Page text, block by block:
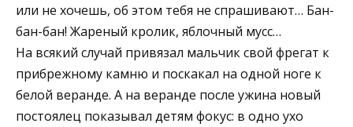
или не хочешь, об этом тебя не спрашивают… Бан-
бан-бан! Жареный кролик, яблочный мусс…
На всякий случай привязал мальчик свой фрегат к
прибрежному камню и поскакал на одной ноге к
белой веранде. А на веранде после ужина новый
постоялец показывал детям фокус: в одно ухо